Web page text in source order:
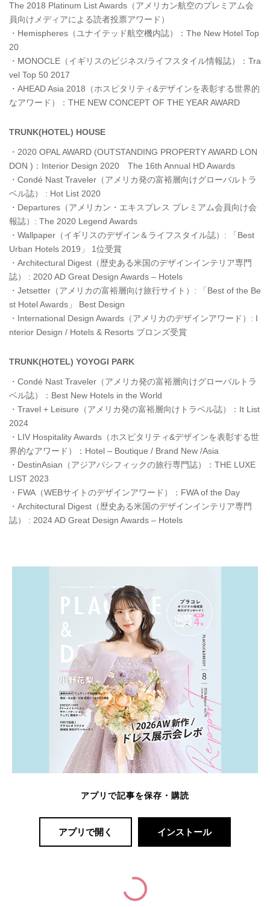
The 2018 Platinum List Awards（アメリカン航空のプレミアム会
員向けメディアによる読者投票アワード）
・Hemispheres（ユナイテッド航空機内誌）：The New Hotel Top
20
・MONOCLE（イギリスのビジネス/ライフスタイル情報誌）：Tra
vel Top 50 2017
・AHEAD Asia 2018（ホスピタリティ&デザインを表彰する世界的
なアワード）：THE NEW CONCEPT OF THE YEAR AWARD
TRUNK(HOTEL) HOUSE
・2020 OPAL AWARD (OUTSTANDING PROPERTY AWARD LON
DON )：Interior Design 2020 The 16th Annual HD Awards
・Condé Nast Traveler（アメリカ発の富裕層向けグローバルトラ
ベル誌） : Hot List 2020
・Departures（アメリカン・エキスプレス プレミアム会員向け会
報誌）: The 2020 Legend Awards
・Wallpaper（イギリスのデザイン＆ライフスタイル誌）: 「Best
Urban Hotels 2019」 1位受賞
・Architectural Digest（歴史ある米国のデザインインテリア専門
誌） : 2020 AD Great Design Awards – Hotels
・Jetsetter（アメリカの富裕層向け旅行サイト）: 「Best of the Be
st Hotel Awards」 Best Design
・International Design Awards（アメリカのデザインアワード）: I
nterior Design / Hotels & Resorts ブロンズ受賞
TRUNK(HOTEL) YOYOGI PARK
・Condé Nast Traveler（アメリカ発の富裕層向けグローバルトラ
ベル誌）：Best New Hotels in the World
・Travel + Leisure（アメリカ発の富裕層向けトラベル誌）：It List
2024
・LIV Hospitality Awards（ホスピタリティ&デザインを表彰する世
界的なアワード）：Hotel – Boutique / Brand New /Asia
・DestinAsian（アジアパシフィックの旅行専門誌）：THE LUXE
LIST 2023
・FWA（WEBサイトのデザインアワード）：FWA of the Day
・Architectural Digest（歴史ある米国のデザインインテリア専門
誌） : 2024 AD Great Design Awards – Hotels
アプリで記事を保存・購読
アプリで開く インストール